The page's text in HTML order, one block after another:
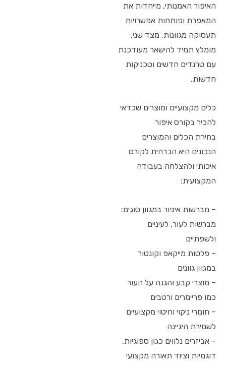
האיפור האמנותי, מייחדות את
המאפרת ופותחות אפשרויות
תעסוקה מגוונות. מצד שני,
מומלץ תמיד להישאר מעודכנת
עם טרנדים חדשים וטכניקות
חדשות.
כלים מקצועיים ומוצרים שכדאי
להכיר בקורס איפור
בחירת הכלים והמוצרים
הנכונים היא הכרחית לקורס
איכותי ולהצלחה בעבודה
המקצועית:
– מברשות איפור במגוון סוגים:
מברשות לעור, לעיניים
ולשפתיים
– פלטות מייקאפ וקונטור
במגוון גוונים
– מוצרי קבע והגנה על העור
כמו פריימרים ורטבים
– חומרי ניקוי וחיטוי מקצועיים
לשמירת היגיינה
– אביזרים נלווים כגון ספוגיות,
דוגמיות וציוד תאורה מקצועי